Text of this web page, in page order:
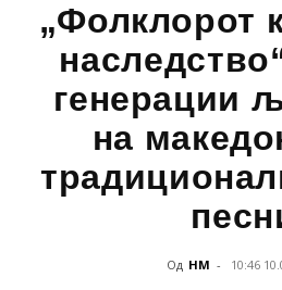
„Фолклорот
генерации
на
Од НМ - 10:46